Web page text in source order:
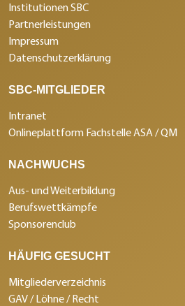
Institutionen SBC
Partnerleistungen
Impressum
Datenschutzerklärung
SBC-MITGLIEDER
Intranet
Onlineplattform Fachstelle ASA / QM
NACHWUCHS
Aus- und Weiterbildung
Berufswettkämpfe
Sponsorenclub
HÄUFIG GESUCHT
Mitgliederverzeichnis
GAV / Löhne / Recht